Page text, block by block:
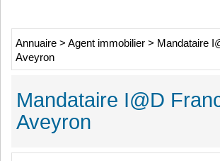
Annuaire > Agent immobilier > Mandataire
Aveyron
Mandataire I@D
Aveyron